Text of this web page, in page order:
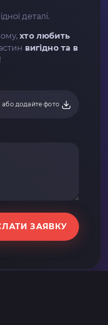
деталі.
хто любить
вигідно та в
!
або додайте фото
ЗАЯВКУ